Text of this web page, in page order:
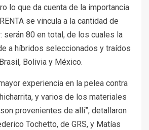
lo que da cuenta de la importancia
se vincula a la cantidad de
serán 80 en total, de los cuales la
a híbridos seleccionados y traídos
Bolivia y México.
experiencia en la pelea contra
y varios de los materiales
provenientes de allí”, detallaron
Tochetto, de GRS, y Matías